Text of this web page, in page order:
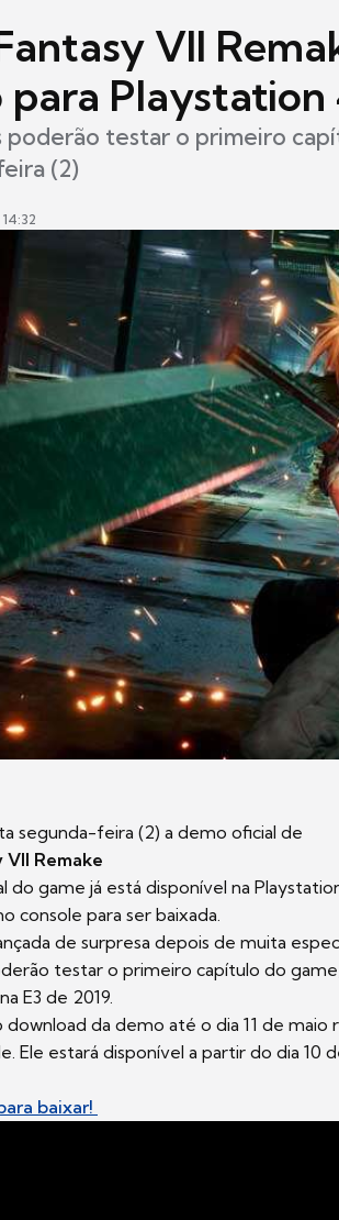
VII
para Playstation
poderão testar o primeiro
(2)
segunda-feira (2) a demo oficial de
VII Remake
do game já está disponível na
console para ser baixada.
de surpresa depois de muita
testar o primeiro capítulo do game,
E3 de 2019.
da demo até o dia 11 de maio
Ele estará disponível a partir do dia 10
baixar!